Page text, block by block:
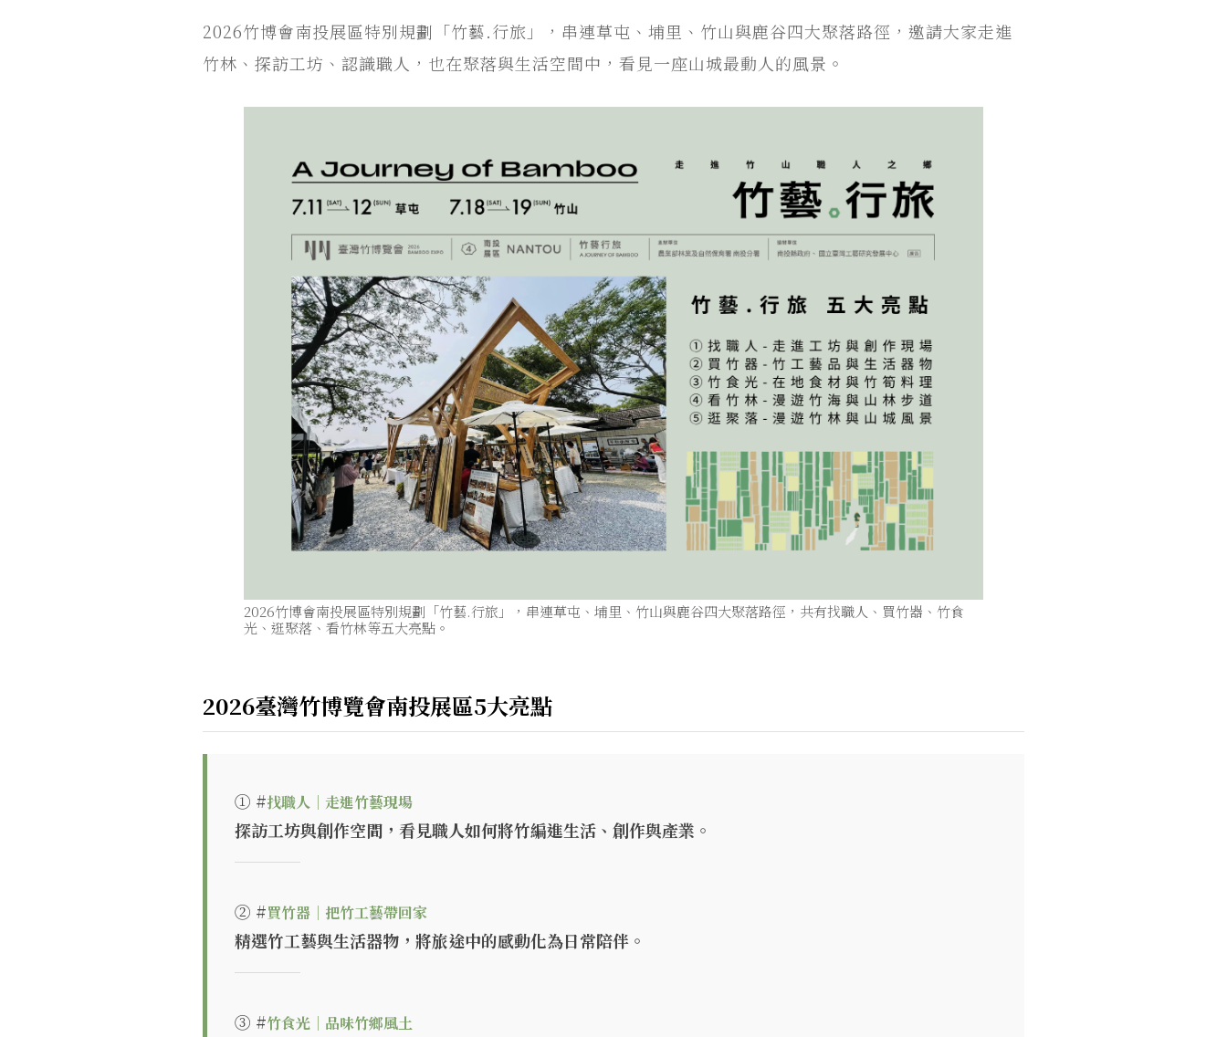
2026竹博會南投展區特別規劃「竹藝.行旅」，串連草屯、埔里、竹山與鹿谷四大聚落路徑，邀請大家走進
竹林、探訪工坊、認識職人，也在聚落與生活空間中，看見一座山城最動人的風景。
2026竹博會南投展區特別規劃「竹藝.行旅」，串連草屯、埔里、竹山與鹿谷四大聚落路徑，共有找職人、買竹器、竹食
光、逛聚落、看竹林等五大亮點。
2026臺灣竹博覽會南投展區5大亮點
① #找職人｜走進竹藝現場
探訪工坊與創作空間，看見職人如何將竹編進生活、創作與產業。
──────
② #買竹器｜把竹工藝帶回家
精選竹工藝與生活器物，將旅途中的感動化為日常陪伴。
──────
③ #竹食光｜品味竹鄉風土